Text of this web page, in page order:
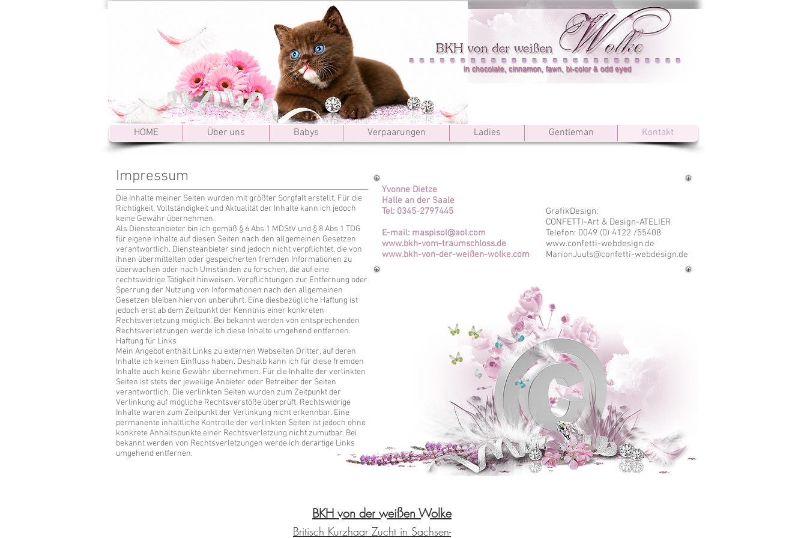
HOME Über uns Babys Verpaarungen Ladies Gentleman Kontakt
Yvonne Dietze
Halle an der Saale
Tel: 0345-2797445
E-mail: maspisol@aol.com
www.bkh-vom-traumschloss.de
www.bkh-von-der-weißen-wolke.com
GrafikDesign:
CONFETTI-Art & Design-ATELIER
Telefon: 0049 (0) 4122 /55408
www.confetti-webdesign.de
MarionJuuls@confetti-webdesign.de
Impressum
Die Inhalte meiner Seiten wurden mit größter Sorgfalt erstellt. Für die
Richtigkeit, Vollständigkeit und Aktualität der Inhalte kann ich jedoch
keine Gewähr übernehmen.
Als Diensteanbieter bin ich gemäß § 6 Abs.1 MDStV und § 8 Abs.1 TDG
für eigene Inhalte auf diesen Seiten nach den allgemeinen Gesetzen
verantwortlich. Diensteanbieter sind jedoch nicht verpflichtet, die von
ihnen übermittelten oder gespeicherten fremden Informationen zu
überwachen oder nach Umständen zu forschen, die auf eine
rechtswidrige Tätigkeit hinweisen. Verpflichtungen zur Entfernung oder
Sperrung der Nutzung von Informationen nach den allgemeinen
Gesetzen bleiben hiervon unberührt. Eine diesbezügliche Haftung ist
jedoch erst ab dem Zeitpunkt der Kenntnis einer konkreten
Rechtsverletzung möglich. Bei bekannt werden von entsprechenden
Rechtsverletzungen werde ich diese Inhalte umgehend entfernen.
Haftung für Links
Mein Angebot enthält Links zu externen Webseiten Dritter, auf deren
Inhalte ich keinen Einfluss haben. Deshalb kann ich für diese fremden
Inhalte auch keine Gewähr übernehmen. Für die Inhalte der verlinkten
Seiten ist stets der jeweilige Anbieter oder Betreiber der Seiten
verantwortlich. Die verlinkten Seiten wurden zum Zeitpunkt der
Verlinkung auf mögliche Rechtsverstöße überprüft. Rechtswidrige
Inhalte waren zum Zeitpunkt der Verlinkung nicht erkennbar. Eine
permanente inhaltliche Kontrolle der verlinkten Seiten ist jedoch ohne
konkrete Anhaltspunkte einer Rechtsverletzung nicht zumutbar. Bei
bekannt werden von Rechtsverletzungen werde ich derartige Links
umgehend entfernen.
BKH von der weißen Wolke
Britisch Kurzhaar Zucht in Sachsen-